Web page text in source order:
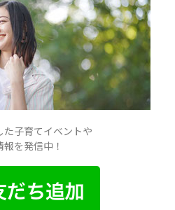
た子育てイベントや
報を発信中！